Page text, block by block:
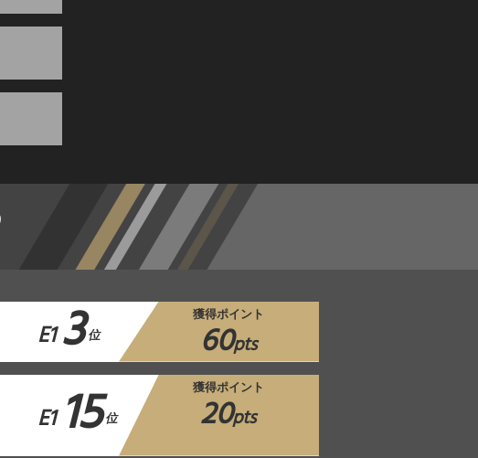
E1 3 位
獲得ポイント
60pts
E1 15位
獲得ポイント
20pts